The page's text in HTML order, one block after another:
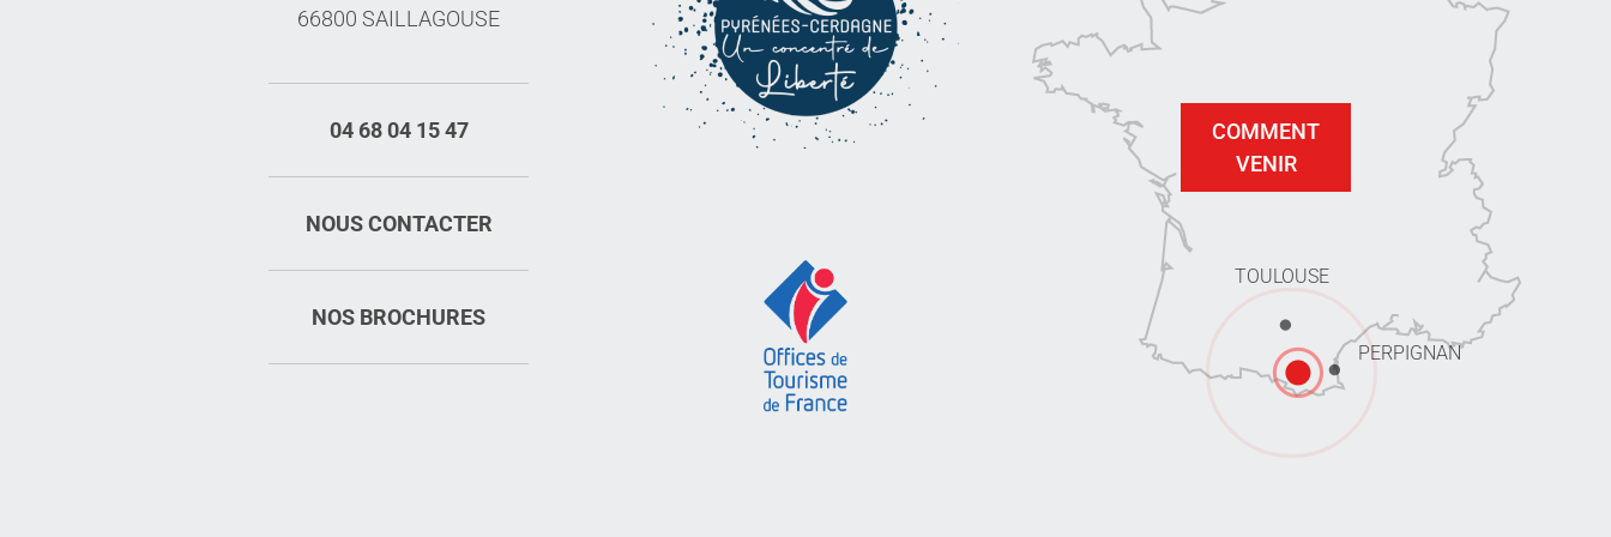
66800 SAILLAGOUSE
04 68 04 15 47
NOUS CONTACTER
NOS BROCHURES
TOULOUSE
PERPIGNAN
COMMENT
VENIR